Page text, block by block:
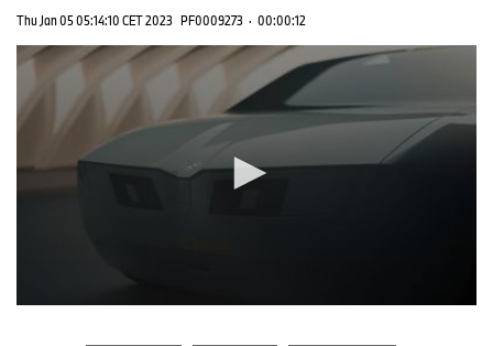
Thu Jan 05 05:14:10 CET 2023 PF0009273 · 00:00:12